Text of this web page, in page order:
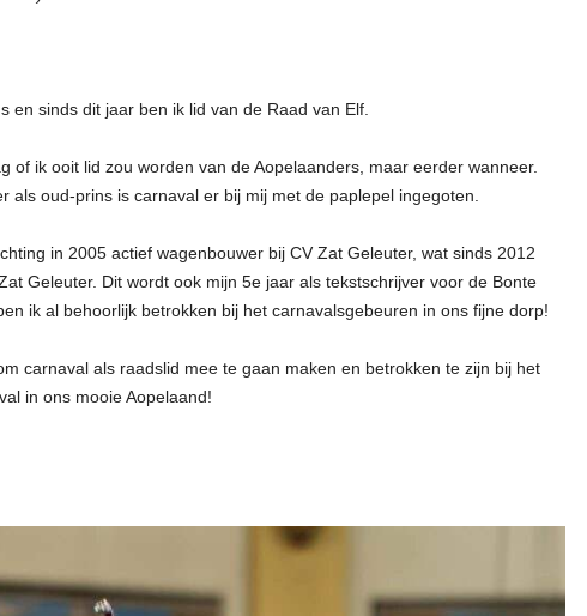
en sinds dit jaar ben ik lid van de Raad van Elf.
of ik ooit lid zou worden van de Aopelaanders, maar eerder wanneer.
als oud-prins is carnaval er bij mij met de paplepel ingegoten.
in 2005 actief wagenbouwer bij CV Zat Geleuter, wat sinds 2012
Geleuter. Dit wordt ook mijn 5e jaar als tekstschrijver voor de Bonte
ik al behoorlijk betrokken bij het carnavalsgebeuren in ons fijne dorp!
carnaval als raadslid mee te gaan maken en betrokken te zijn bij het
in ons mooie Aopelaand!